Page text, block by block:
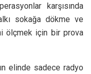
karşısında
sokağa dökme ve
ölçmek için bir prova
elinde sadece radyo